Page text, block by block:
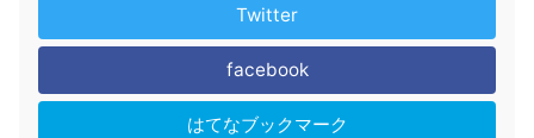
Twitter
facebook
はてなブックマーク